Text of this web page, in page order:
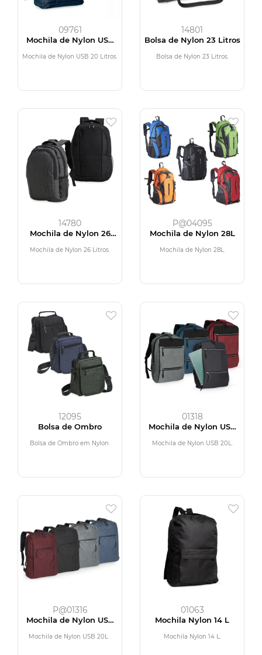
09761
Mochila de Nylon USB
Mochila de Nylon USB 20 Litros.
14801
Bolsa de Nylon 23 Litros
Bolsa de Nylon 23 Litros.
14780
Mochila de Nylon 26
Mochila de Nylon 26 Litros.
P@04095
Mochila de Nylon 28L
Mochila de Nylon 28L.
12095
Bolsa de Ombro
Bolsa de Ombro em Nylon.
01318
Mochila de Nylon USB
Mochila de Nylon USB 20L.
P@01316
Mochila de Nylon USB
Mochila de Nylon USB 20L .
01063
Mochila Nylon 14 L
Mochila Nylon 14 L.